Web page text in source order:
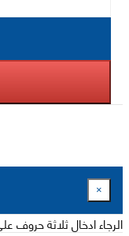
×
الرجاء ادخال ثلاثة حروف